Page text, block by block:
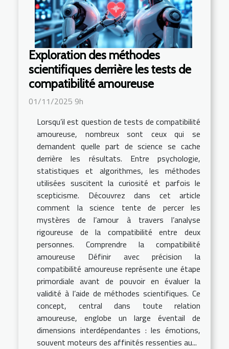
Exploration des méthodes
scientifiques derrière les tests de
compatibilité amoureuse
01/11/2025 9h
Lorsqu’il est question de tests de compatibilité
amoureuse, nombreux sont ceux qui se
demandent quelle part de science se cache
derrière les résultats. Entre psychologie,
statistiques et algorithmes, les méthodes
utilisées suscitent la curiosité et parfois le
scepticisme. Découvrez dans cet article
comment la science tente de percer les
mystères de l’amour à travers l’analyse
rigoureuse de la compatibilité entre deux
personnes. Comprendre la compatibilité
amoureuse Définir avec précision la
compatibilité amoureuse représente une étape
primordiale avant de pouvoir en évaluer la
validité à l’aide de méthodes scientifiques. Ce
concept, central dans toute relation
amoureuse, englobe un large éventail de
dimensions interdépendantes : les émotions,
souvent moteurs des affinités ressenties au...